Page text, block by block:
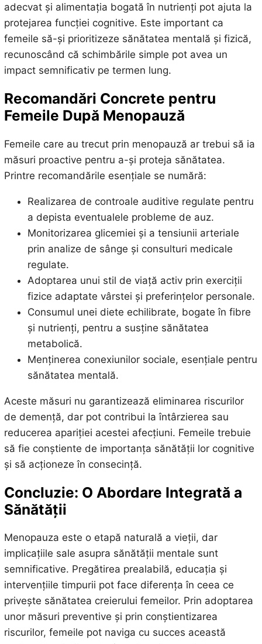
adecvat și alimentația bogată în nutrienți pot ajuta la
protejarea funcției cognitive. Este important ca
femeile să-și prioritizeze sănătatea mentală și fizică,
recunoscând că schimbările simple pot avea un
impact semnificativ pe termen lung.
Recomandări Concrete pentru
Femeile După Menopauză
Femeile care au trecut prin menopauză ar trebui să ia
măsuri proactive pentru a-și proteja sănătatea.
Printre recomandările esențiale se numără:
Realizarea de controale auditive regulate pentru
a depista eventualele probleme de auz.
Monitorizarea glicemiei și a tensiunii arteriale
prin analize de sânge și consulturi medicale
regulate.
Adoptarea unui stil de viață activ prin exerciții
fizice adaptate vârstei și preferințelor personale.
Consumul unei diete echilibrate, bogate în fibre
și nutrienți, pentru a susține sănătatea
metabolică.
Menținerea conexiunilor sociale, esențiale pentru
sănătatea mentală.
Aceste măsuri nu garantizează eliminarea riscurilor
de demență, dar pot contribui la întârzierea sau
reducerea apariției acestei afecțiuni. Femeile trebuie
să fie conștiente de importanța sănătății lor cognitive
și să acționeze în consecință.
Concluzie: O Abordare Integrată a
Sănătății
Menopauza este o etapă naturală a vieții, dar
implicațiile sale asupra sănătății mentale sunt
semnificative. Pregătirea prealabilă, educația și
intervențiile timpurii pot face diferența în ceea ce
privește sănătatea creierului femeilor. Prin adoptarea
unor măsuri preventive și prin conștientizarea
riscurilor, femeile pot naviga cu succes această